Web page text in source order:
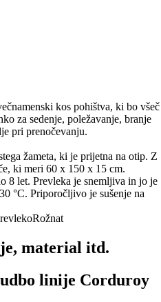
kos pohištva, ki bo všeč
za sedenje, poležavanje, branje
pri prenočevanju.
žameta, ki je prijetna na otip. Z
ki meri 60 x 150 x 15 cm.
8 let. Prevleka je snemljiva in jo je
°C. Priporočljivo je sušenje na
Rožnat
material itd.
linije Corduroy